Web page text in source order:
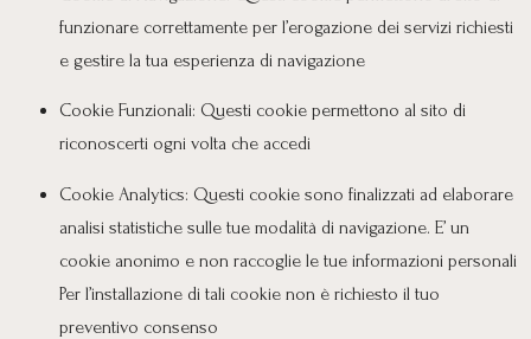
funzionare correttamente per l’erogazione dei servizi richiesti
e gestire la tua esperienza di navigazione
Cookie Funzionali: Questi cookie permettono al sito di
riconoscerti ogni volta che accedi
Cookie Analytics: Questi cookie sono finalizzati ad elaborare
analisi statistiche sulle tue modalità di navigazione. E’ un
cookie anonimo e non raccoglie le tue informazioni personali
Per l’installazione di tali cookie non è richiesto il tuo
preventivo consenso